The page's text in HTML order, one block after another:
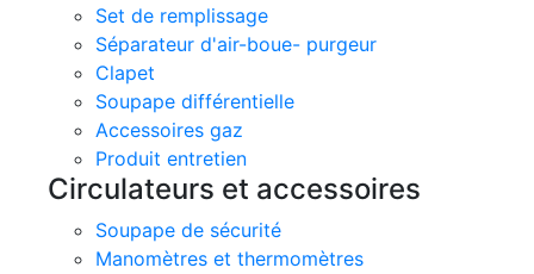
Set de remplissage
Séparateur d'air-boue- purgeur
Clapet
Soupape différentielle
Accessoires gaz
Produit entretien
Circulateurs et accessoires
Soupape de sécurité
Manomètres et thermomètres